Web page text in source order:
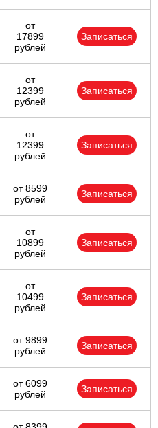
от
17899
рублей
Записаться
от
12399
рублей
Записаться
от
12399
рублей
Записаться
от 8599
рублей
Записаться
от
10899
рублей
Записаться
от
10499
рублей
Записаться
от 9899
рублей
Записаться
от 6099
рублей
Записаться